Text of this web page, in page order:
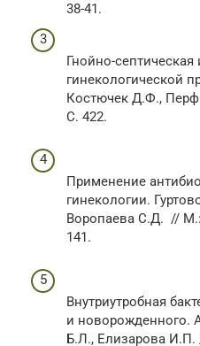
38-41.
Гнойно-
гинекологической
Костючек Д.Ф.,
С. 422.
Применение
гинекологии.
Воропаева С.Д. //
141.
Внутриутробная
и новорожденного.
Б.Л., Елизарова И.П.